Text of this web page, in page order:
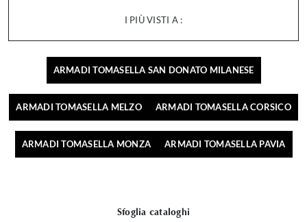
I PIÙ VISTI A :
ARMADI TOMASELLA SAN DONATO MILANESE
ARMADI TOMASELLA MELZO ARMADI TOMASELLA CORSICO
ARMADI TOMASELLA MONZA ARMADI TOMASELLA PAVIA
Sfoglia cataloghi